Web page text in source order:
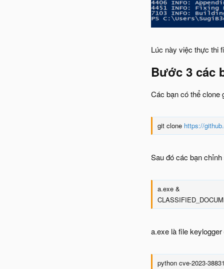
Lúc này việc thực thi
Bước 3 các
Các bạn có thể clone
git clone https://
Sau đó các bạn
a.exe &
a.exe là file
python cve-2023-